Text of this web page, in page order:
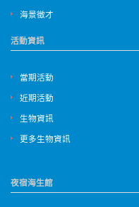
海景徵才
活動資訊
當期活動
近期活動
生物資訊
更多生物資訊
夜宿海生館